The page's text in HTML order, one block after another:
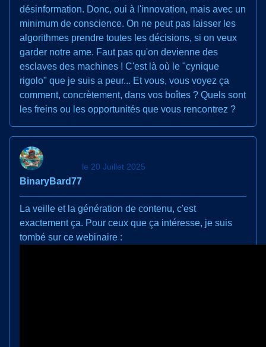
désinformation. Donc, oui à l'innovation, mais avec un
minimum de conscience. On ne peut pas laisser les
algorithmes prendre toutes les décisions, si on veux
garder notre ame. Faut pas qu'on devienne des
esclaves des machines ! C'est là où le "cynique
rigolo" que je suis a peur... Et vous, vous voyez ça
comment, concrètement, dans vos boîtes ? Quels sont
les freins ou les opportunités que vous rencontrez ?
BinaryBard77
le 20 Juillet 2025
La veille et la génération de contenu, c'est
exactement ça. Pour ceux que ça intéresse, je suis
tombé sur ce webinaire :